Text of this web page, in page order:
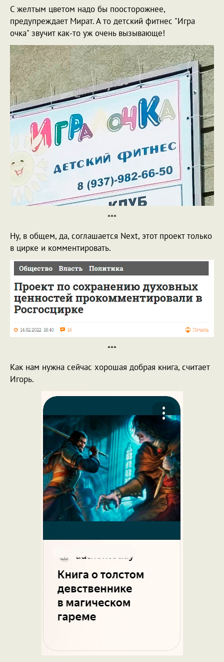
С желтым цветом надо бы поосторожнее,
предупреждает Мират. А то детский фитнес "Игра
очка" звучит как-то уж очень вызывающе!
***
Ну, в общем, да, соглашается Next, этот проект только
в цирке и комментировать.
***
Как нам нужна сейчас хорошая добрая книга, считает
Игорь.